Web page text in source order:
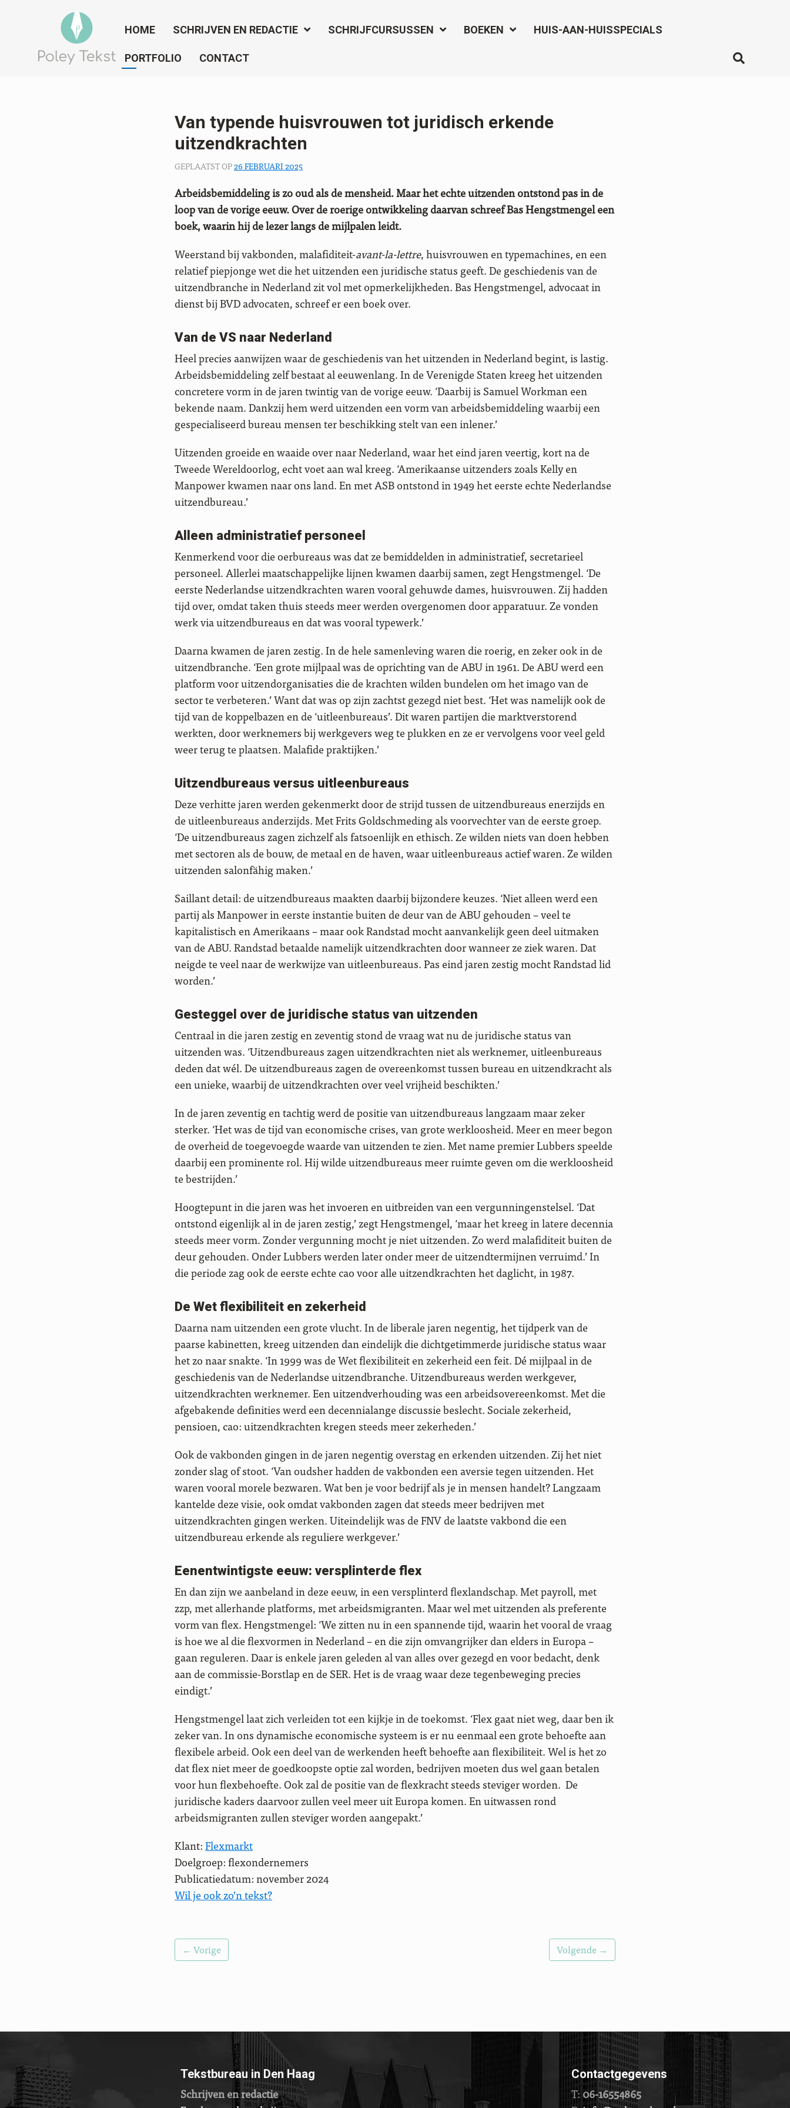
HOME SCHRIJVEN EN REDACTIE SCHRIJFCURSUSSEN BOEKEN HUIS-AAN-HUISSPECIALS
PORTFOLIO CONTACT
Van typende huisvrouwen tot juridisch erkende
uitzendkrachten
GEPLAATST OP26 FEBRUARI 2025
Arbeidsbemiddeling is zo oud als de mensheid. Maar het echte uitzenden ontstond pas in de
loop van de vorige eeuw. Over de roerige ontwikkeling daarvan schreef Bas Hengstmengel een
boek, waarin hij de lezer langs de mijlpalen leidt.
Weerstand bij vakbonden, malafiditeit-avant-la-lettre, huisvrouwen en typemachines, en een
relatief piepjonge wet die het uitzenden een juridische status geeft. De geschiedenis van de
uitzendbranche in Nederland zit vol met opmerkelijkheden. Bas Hengstmengel, advocaat in
dienst bij BVD advocaten, schreef er een boek over.
Van de VS naar Nederland
Heel precies aanwijzen waar de geschiedenis van het uitzenden in Nederland begint, is lastig.
Arbeidsbemiddeling zelf bestaat al eeuwenlang. In de Verenigde Staten kreeg het uitzenden
concretere vorm in de jaren twintig van de vorige eeuw. ‘Daarbij is Samuel Workman een
bekende naam. Dankzij hem werd uitzenden een vorm van arbeidsbemiddeling waarbij een
gespecialiseerd bureau mensen ter beschikking stelt van een inlener.’
Uitzenden groeide en waaide over naar Nederland, waar het eind jaren veertig, kort na de
Tweede Wereldoorlog, echt voet aan wal kreeg. ‘Amerikaanse uitzenders zoals Kelly en
Manpower kwamen naar ons land. En met ASB ontstond in 1949 het eerste echte Nederlandse
uitzendbureau.’
Alleen administratief personeel
Kenmerkend voor die oerbureaus was dat ze bemiddelden in administratief, secretarieel
personeel. Allerlei maatschappelijke lijnen kwamen daarbij samen, zegt Hengstmengel. ‘De
eerste Nederlandse uitzendkrachten waren vooral gehuwde dames, huisvrouwen. Zij hadden
tijd over, omdat taken thuis steeds meer werden overgenomen door apparatuur. Ze vonden
werk via uitzendbureaus en dat was vooral typewerk.’
Daarna kwamen de jaren zestig. In de hele samenleving waren die roerig, en zeker ook in de
uitzendbranche. ‘Een grote mijlpaal was de oprichting van de ABU in 1961. De ABU werd een
platform voor uitzendorganisaties die de krachten wilden bundelen om het imago van de
sector te verbeteren.’ Want dat was op zijn zachtst gezegd niet best. ‘Het was namelijk ook de
tijd van de koppelbazen en de ‘uitleenbureaus’. Dit waren partijen die marktverstorend
werkten, door werknemers bij werkgevers weg te plukken en ze er vervolgens voor veel geld
weer terug te plaatsen. Malafide praktijken.’
Uitzendbureaus versus uitleenbureaus
Deze verhitte jaren werden gekenmerkt door de strijd tussen de uitzendbureaus enerzijds en
de uitleenbureaus anderzijds. Met Frits Goldschmeding als voorvechter van de eerste groep.
‘De uitzendbureaus zagen zichzelf als fatsoenlijk en ethisch. Ze wilden niets van doen hebben
met sectoren als de bouw, de metaal en de haven, waar uitleenbureaus actief waren. Ze wilden
uitzenden salonfähig maken.’
Saillant detail: de uitzendbureaus maakten daarbij bijzondere keuzes. ‘Niet alleen werd een
partij als Manpower in eerste instantie buiten de deur van de ABU gehouden – veel te
kapitalistisch en Amerikaans – maar ook Randstad mocht aanvankelijk geen deel uitmaken
van de ABU. Randstad betaalde namelijk uitzendkrachten door wanneer ze ziek waren. Dat
neigde te veel naar de werkwijze van uitleenbureaus. Pas eind jaren zestig mocht Randstad lid
worden.’
Gesteggel over de juridische status van uitzenden
Centraal in die jaren zestig en zeventig stond de vraag wat nu de juridische status van
uitzenden was. ‘Uitzendbureaus zagen uitzendkrachten niet als werknemer, uitleenbureaus
deden dat wél. De uitzendbureaus zagen de overeenkomst tussen bureau en uitzendkracht als
een unieke, waarbij de uitzendkrachten over veel vrijheid beschikten.’
In de jaren zeventig en tachtig werd de positie van uitzendbureaus langzaam maar zeker
sterker. ‘Het was de tijd van economische crises, van grote werkloosheid. Meer en meer begon
de overheid de toegevoegde waarde van uitzenden te zien. Met name premier Lubbers speelde
daarbij een prominente rol. Hij wilde uitzendbureaus meer ruimte geven om die werkloosheid
te bestrijden.’
Hoogtepunt in die jaren was het invoeren en uitbreiden van een vergunningenstelsel. ‘Dat
ontstond eigenlijk al in de jaren zestig,’ zegt Hengstmengel, ‘maar het kreeg in latere decennia
steeds meer vorm. Zonder vergunning mocht je niet uitzenden. Zo werd malafiditeit buiten de
deur gehouden. Onder Lubbers werden later onder meer de uitzendtermijnen verruimd.’ In
die periode zag ook de eerste echte cao voor alle uitzendkrachten het daglicht, in 1987.
De Wet flexibiliteit en zekerheid
Daarna nam uitzenden een grote vlucht. In de liberale jaren negentig, het tijdperk van de
paarse kabinetten, kreeg uitzenden dan eindelijk die dichtgetimmerde juridische status waar
het zo naar snakte. ‘In 1999 was de Wet flexibiliteit en zekerheid een feit. Dé mijlpaal in de
geschiedenis van de Nederlandse uitzendbranche. Uitzendbureaus werden werkgever,
uitzendkrachten werknemer. Een uitzendverhouding was een arbeidsovereenkomst. Met die
afgebakende definities werd een decennialange discussie beslecht. Sociale zekerheid,
pensioen, cao: uitzendkrachten kregen steeds meer zekerheden.’
Ook de vakbonden gingen in de jaren negentig overstag en erkenden uitzenden. Zij het niet
zonder slag of stoot. ‘Van oudsher hadden de vakbonden een aversie tegen uitzenden. Het
waren vooral morele bezwaren. Wat ben je voor bedrijf als je in mensen handelt? Langzaam
kantelde deze visie, ook omdat vakbonden zagen dat steeds meer bedrijven met
uitzendkrachten gingen werken. Uiteindelijk was de FNV de laatste vakbond die een
uitzendbureau erkende als reguliere werkgever.’
Eenentwintigste eeuw: versplinterde flex
En dan zijn we aanbeland in deze eeuw, in een versplinterd flexlandschap. Met payroll, met
zzp, met allerhande platforms, met arbeidsmigranten. Maar wel met uitzenden als preferente
vorm van flex. Hengstmengel: ‘We zitten nu in een spannende tijd, waarin het vooral de vraag
is hoe we al die flexvormen in Nederland – en die zijn omvangrijker dan elders in Europa –
gaan reguleren. Daar is enkele jaren geleden al van alles over gezegd en voor bedacht, denk
aan de commissie-Borstlap en de SER. Het is de vraag waar deze tegenbeweging precies
eindigt.’
Hengstmengel laat zich verleiden tot een kijkje in de toekomst. ‘Flex gaat niet weg, daar ben ik
zeker van. In ons dynamische economische systeem is er nu eenmaal een grote behoefte aan
flexibele arbeid. Ook een deel van de werkenden heeft behoefte aan flexibiliteit. Wel is het zo
dat flex niet meer de goedkoopste optie zal worden, bedrijven moeten dus wel gaan betalen
voor hun flexbehoefte. Ook zal de positie van de flexkracht steeds steviger worden. De
juridische kaders daarvoor zullen veel meer uit Europa komen. En uitwassen rond
arbeidsmigranten zullen steviger worden aangepakt.’
Klant:Flexmarkt
Doelgroep: flexondernemers
Publicatiedatum: november 2024
Wil je ook zo’n tekst?
← Vorige Volgende →
Tekstbureau in Den Haag
Schrijven en redactie
Contactgegevens
T: 06-16554865